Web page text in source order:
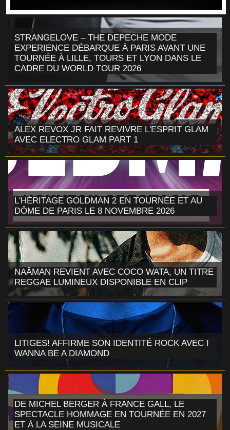
STRANGELOVE – THE DEPECHE MODE
EXPERIENCE DÉBARQUE À PARIS AVANT UNE
TOURNÉE À LILLE, TOURS ET LYON DANS LE
CADRE DU WORLD TOUR 2026
ALEX REVOX JR FAIT REVIVRE L'ESPRIT GLAM
AVEC ELECTRO GLAM PART 1
L'HÉRITAGE GOLDMAN 2 EN TOURNÉE ET AU
DÔME DE PARIS LE 8 NOVEMBRE 2026
NAÂMAN REVIENT AVEC COCO WATA, UN TITRE
REGGAE LUMINEUX DISPONIBLE EN CLIP
LITIGES! AFFIRME SON IDENTITÉ ROCK AVEC I
WANNA BE A DIAMOND
DE MICHEL BERGER À FRANCE GALL, LE
SPECTACLE HOMMAGE EN TOURNÉE EN 2027
ET À LA SEINE MUSICALE